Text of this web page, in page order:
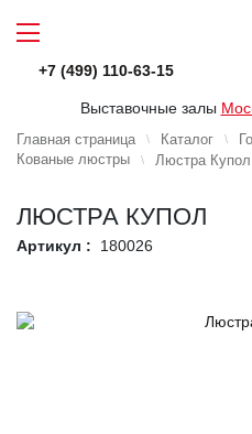
+7 (499) 110-63-15
Выставочные залы
Главная страница Каталог
Кованые люстры
Люстра Купол
ЛЮСТРА КУПОЛ
Артикул : 180026